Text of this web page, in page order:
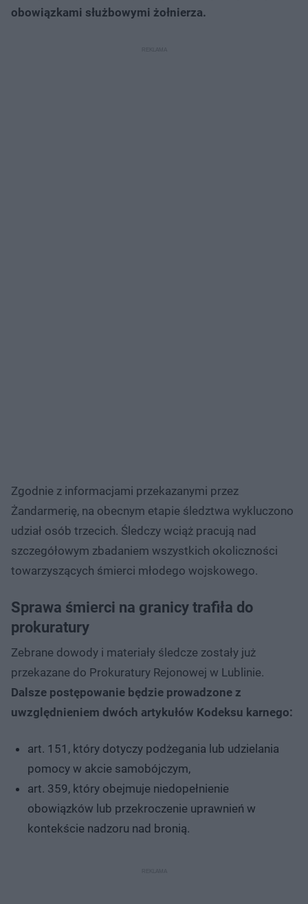
obowiązkami służbowymi żołnierza.
Zgodnie z informacjami przekazanymi przez
Żandarmerię, na obecnym etapie śledztwa wykluczono
udział osób trzecich. Śledczy wciąż pracują nad
szczegółowym zbadaniem wszystkich okoliczności
towarzyszących śmierci młodego wojskowego.
Sprawa śmierci na granicy trafiła do
prokuratury
Zebrane dowody i materiały śledcze zostały już
przekazane do Prokuratury Rejonowej w Lublinie.
Dalsze postępowanie będzie prowadzone z
uwzględnieniem dwóch artykułów Kodeksu karnego:
art. 151, który dotyczy podżegania lub udzielania
pomocy w akcie samobójczym,
art. 359, który obejmuje niedopełnienie
obowiązków lub przekroczenie uprawnień w
kontekście nadzoru nad bronią.